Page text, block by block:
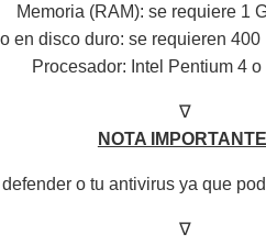
Memoria (RAM): se requiere 1
en disco duro: se requieren
Procesador: Intel Pentium 4 o
∇
NOTA
o tu antivirus ya que
∇